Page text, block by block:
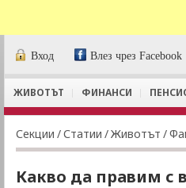
Вход Влез чрез Facebook
ЖИВОТЪТ ФИНАНСИ
Секции /Статии /Животът /
Какво да правим с